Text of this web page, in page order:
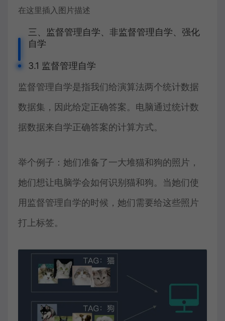
在这里插入图片描述
三、监督管理自学、非监督管理自学、强化
自学
3.1 监督管理自学
监督管理自学是指我们给演算法两个统计数据
数据集，因此给定正确答案。电脑通过统计数
据数据来自学正确答案的计算方式。
举个例子：她们准备了一大堆猫和狗的照片，
她们想让电脑学会如何识别猫和狗。当她们使
用监督管理自学的时候，她们需要给这些照片
打上标签。